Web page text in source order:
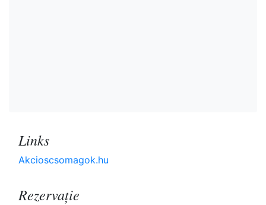
Links
Akcioscsomagok.hu
Rezervaţie